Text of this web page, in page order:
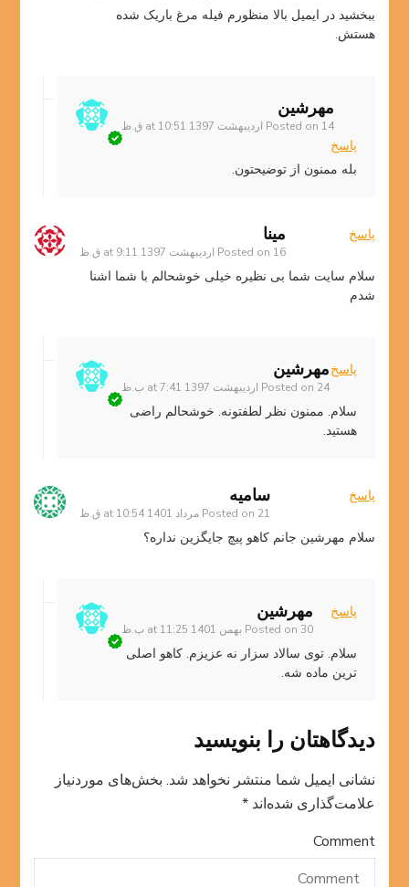
ببخشید در ایمیل بالا منظورم فیله مرغ باریک شده
هستش.
مهرشین
Posted on 14 اردیبهشت 1397 at 10:51 ق.ظ
پاسخ
بله ممنون از توضیحتون.
مینا
Posted on 16 اردیبهشت 1397 at 9:11 ق.ظ
پاسخ
سلام سایت شما بی نظیره خیلی خوشحالم با شما اشنا
شدم
مهرشین
Posted on 24 اردیبهشت 1397 at 7:41 ب.ظ
پاسخ
سلام. ممنون نظر لطفتونه. خوشحالم راضی
هستید.
سامیه
Posted on 21 مرداد 1401 at 10:54 ق.ظ
پاسخ
سلام مهرشین جانم کاهو پیچ جایگزین نداره؟
مهرشین
Posted on 30 بهمن 1401 at 11:25 ب.ظ
پاسخ
سلام. توی سالاد سزار نه عزیزم. کاهو اصلی
ترین ماده شه.
دیدگاهتان را بنویسید
نشانی ایمیل شما منتشر نخواهد شد. بخش‌های موردنیاز
علامت‌گذاری شده‌اند*
Comment